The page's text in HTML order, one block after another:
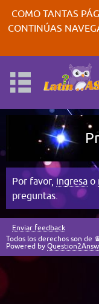
COMO TANTAS
CONTINÚAS
Por favor,ingresa o
preguntas.
Enviar feedback
Todos los derechos son de
Powered by